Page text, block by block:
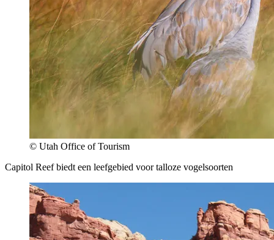
© Utah Office of Tourism
Capitol Reef biedt een leefgebied voor talloze vogelsoorten